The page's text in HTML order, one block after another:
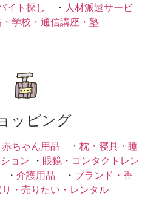
イト探し ・ 人材派遣サービ
・学校・通信講座・塾
ッピング
赤ちゃん用品 ・ 枕・寝具・睡
ョン ・ 眼鏡・コンタクトレン
・ 介護用品 ・ ブランド・香
・売りたい・レンタル